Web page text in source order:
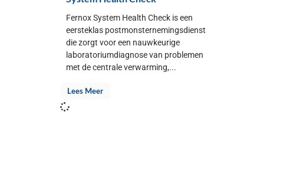
Fernox System Health Check is een
eersteklas postmonsternemingsdienst
die zorgt voor een nauwkeurige
laboratoriumdiagnose van problemen
met de centrale verwarming,...
Lees Meer